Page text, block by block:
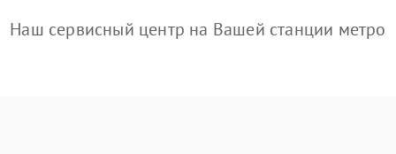
Наш сервисный центр на Вашей станции метро